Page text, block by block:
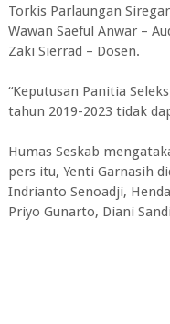
Torkis Parlaungan
Wawan Saeful Anwar –
Zaki Sierrad – Dosen.
“Keputusan Panitia
tahun 2019-2023 tidak
Humas Seskab
pers itu, Yenti Garnasih
Indrianto Senoadji,
Priyo Gunarto, Diani